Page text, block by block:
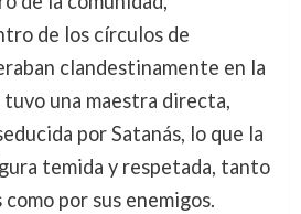
de los círculos de
clandestinamente en la
tuvo una maestra directa,
por Satanás, lo que la
temida y respetada, tanto
por sus enemigos.